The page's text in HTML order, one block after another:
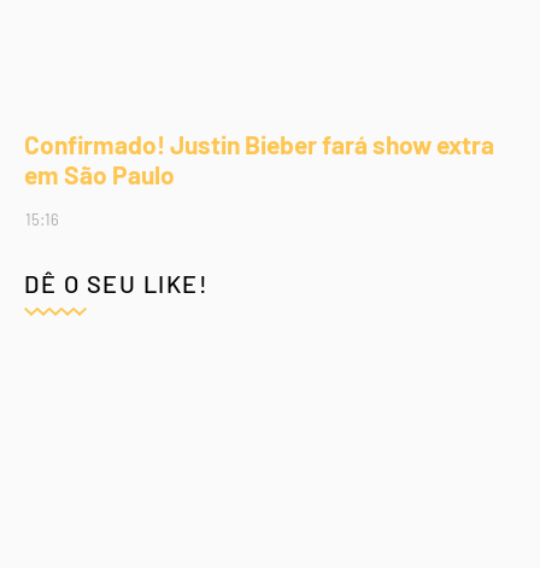
Confirmado! Justin Bieber fará show extra
em São Paulo
15:16
DÊ O SEU LIKE!